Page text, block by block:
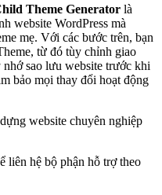
Theme Generator là
website WordPress mà
mẹ. Với các bước trên, bạn
từ đó tùy chỉnh giao
sao lưu website trước khi
bảo mọi thay đổi hoạt động
website chuyên nghiệp
liên hệ bộ phận hỗ trợ theo